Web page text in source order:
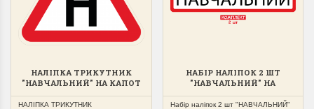
НАЛІПКА ТРИКУТНИК
"НАВЧАЛЬНИЙ" НА КАПОТ
НАЛІПКА ТРИКУТНИК
НАБІР НАЛІПОК 2 ШТ
"НАВЧАЛЬНИЙ" НА
Набір наліпок 2 шт "НАВЧАЛЬНИЙ"